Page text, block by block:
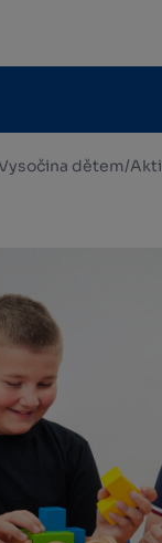
dětem/